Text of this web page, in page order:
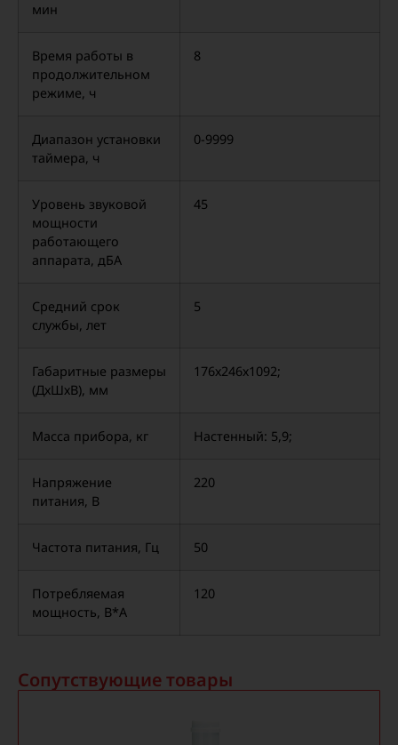
мин
Время работы в
продолжительном
режиме, ч
8
Диапазон установки
таймера, ч
0-9999
Уровень звуковой
мощности
работающего
аппарата, дБА
45
Средний срок
службы, лет
5
Габаритные размеры
(ДхШхВ), мм
176х246х1092;
Масса прибора, кг Настенный: 5,9;
Напряжение
питания, В
220
Частота питания, Гц 50
Потребляемая
мощность, В*А
120
Сопутствующие товары